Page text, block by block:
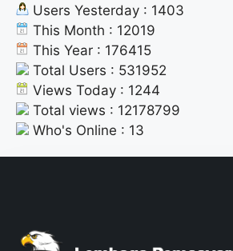
Users Yesterday : 1403
This Month : 12019
This Year : 176415
Total Users : 531952
Views Today : 1244
Total views : 12178799
Who's Online : 13